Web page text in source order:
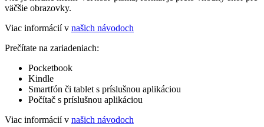
väčšie obrazovky.
Viac informácií v našich návodoch
Prečítate na zariadeniach:
Pocketbook
Kindle
Smartfón či tablet s príslušnou aplikáciou
Počítač s príslušnou aplikáciou
Viac informácií v našich návodoch